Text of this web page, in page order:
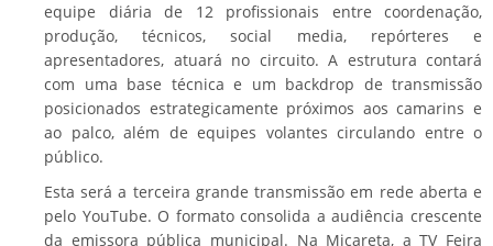
equipe diária de 12 profissionais entre coordenação,
produção, técnicos, social media, repórteres e
apresentadores, atuará no circuito. A estrutura contará
com uma base técnica e um backdrop de transmissão
posicionados estrategicamente próximos aos camarins e
ao palco, além de equipes volantes circulando entre o
público.
Esta será a terceira grande transmissão em rede aberta e
pelo YouTube. O formato consolida a audiência crescente
da emissora pública municipal. Na Micareta, a TV Feira